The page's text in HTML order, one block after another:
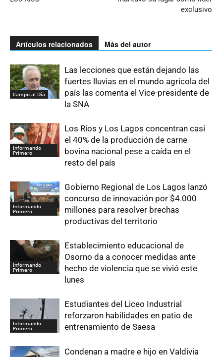
exclusivo
Artículos relacionados Más del autor
Campo al Día
Las lecciones que están dejando las
fuertes lluvias en el mundo agrícola del
país las comenta el Vice-presidente de
la SNA
Informando
Primero
Los Ríos y Los Lagos concentran casi
el 40% de la producción de carne
bovina nacional pese a caída en el
resto del país
Informando
Primero
Gobierno Regional de Los Lagos lanzó
concurso de innovación por $4.000
millones para resolver brechas
productivas del territorio
Informando
Primero
Establecimiento educacional de
Osorno da a conocer medidas ante
hecho de violencia que se vivió este
lunes
Informando
Primero
Estudiantes del Liceo Industrial
reforzaron habilidades en patio de
entrenamiento de Saesa
Condenan a madre e hijo en Valdivia